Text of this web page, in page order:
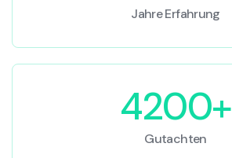
Jahre Erfahrung
4200+
Gutachten